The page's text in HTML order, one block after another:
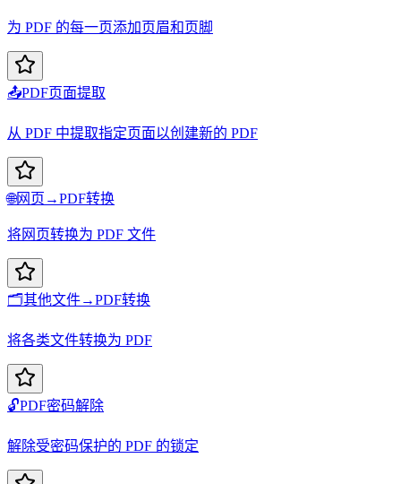
为 PDF 的每一页添加页眉和页脚
📤PDF页面提取
从 PDF 中提取指定页面以创建新的 PDF
🌐网页→PDF转换
将网页转换为 PDF 文件
🗂️其他文件→PDF转换
将各类文件转换为 PDF
🔓PDF密码解除
解除受密码保护的 PDF 的锁定